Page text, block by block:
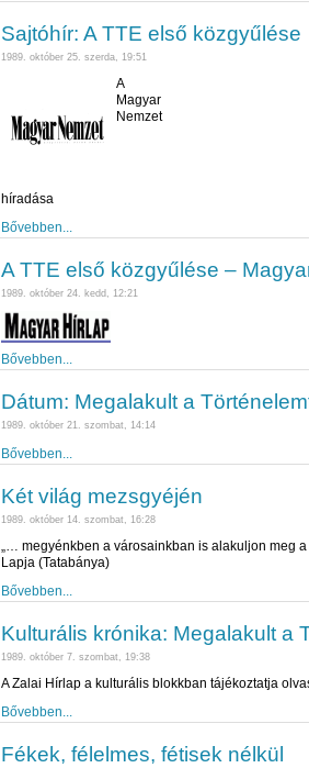
Sajtóhír: A TTE első közgyűlése
1989. október 25. szerda, 19:51
A
Magyar
Nemzet
híradása
Bővebben...
A TTE első közgyűlése –
1989. október 24. kedd, 12:21
Bővebben...
Dátum: Megalakult a
1989. október 21. szombat, 14:14
Bővebben...
Két világ mezsgyéjén
1989. október 14. szombat, 16:28
„… megyénkben a városainkban is alakuljon meg
Lapja (Tatabánya)
Bővebben...
Kulturális krónika: Megalakult a
1989. október 7. szombat, 19:38
A Zalai Hírlap a kulturális blokkban tájékoztatja
Bővebben...
Fékek, félelmes, fétisek nélkül